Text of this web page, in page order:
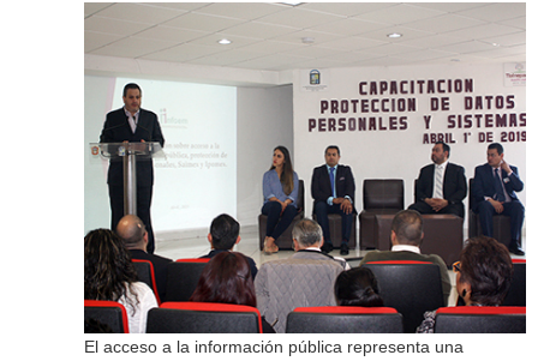
El acceso a la información pública representa una